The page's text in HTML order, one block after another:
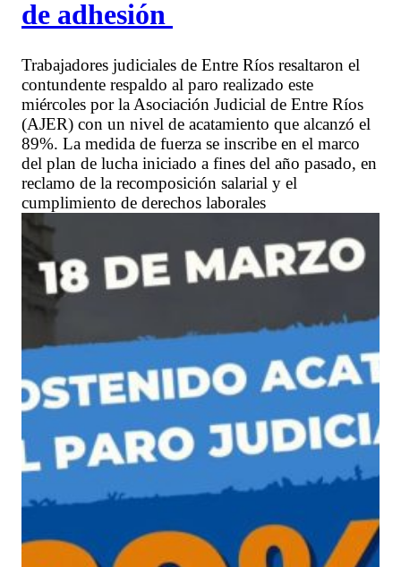
de adhesión
Trabajadores judiciales de Entre Ríos resaltaron el
contundente respaldo al paro realizado este
miércoles por la Asociación Judicial de Entre Ríos
(AJER) con un nivel de acatamiento que alcanzó el
89%. La medida de fuerza se inscribe en el marco
del plan de lucha iniciado a fines del año pasado, en
reclamo de la recomposición salarial y el
cumplimiento de derechos laborales